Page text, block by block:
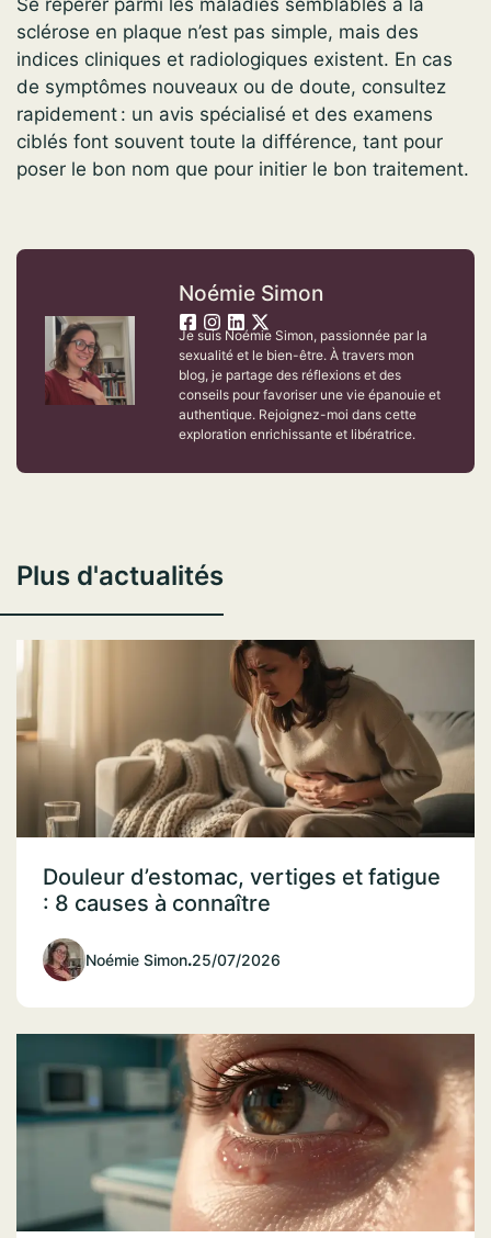
sclérose en plaque n’est pas simple, mais des
indices cliniques et radiologiques existent. En cas
de symptômes nouveaux ou de doute, consultez
rapidement : un avis spécialisé et des examens
ciblés font souvent toute la différence, tant pour
poser le bon nom que pour initier le bon traitement.
Noémie Simon
Je suis Noémie Simon, passionnée par la
sexualité et le bien-être. À travers mon
blog, je partage des réflexions et des
conseils pour favoriser une vie épanouie et
authentique. Rejoignez-moi dans cette
exploration enrichissante et libératrice.
Plus d'actualités
Douleur d’estomac, vertiges et fatigue
: 8 causes à connaître
Noémie Simon.25/07/2026